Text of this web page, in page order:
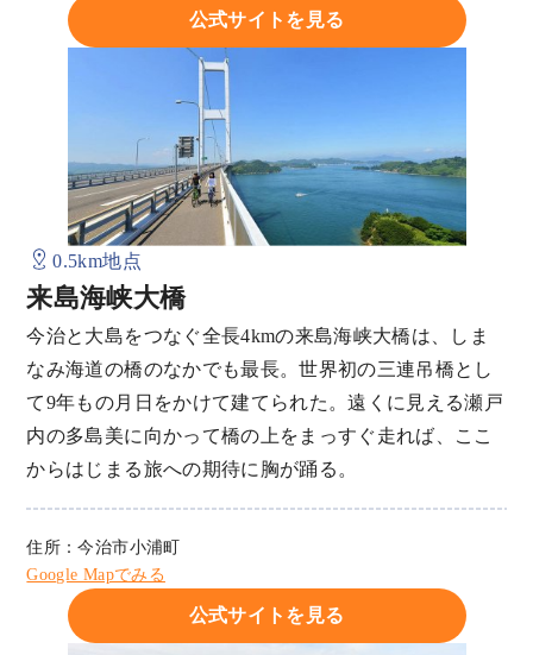
公式サイトを見る
0.5km地点
来島海峡大橋
今治と大島をつなぐ全長4kmの来島海峡大橋は、しま
なみ海道の橋のなかでも最長。世界初の三連吊橋とし
て9年もの月日をかけて建てられた。遠くに見える瀬戸
内の多島美に向かって橋の上をまっすぐ走れば、ここ
からはじまる旅への期待に胸が踊る。
住所：今治市小浦町
Google Mapでみる
公式サイトを見る